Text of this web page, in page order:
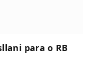
para o RB